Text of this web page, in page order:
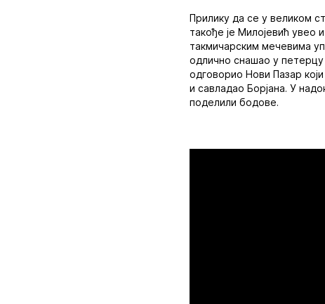
Прилику да се у великом
такође је Милојевић увео
такмичарским мечевима
одлично снашао у петерцу
одговорио Нови Пазар
и савладао Борјана. У
поделили бодове.